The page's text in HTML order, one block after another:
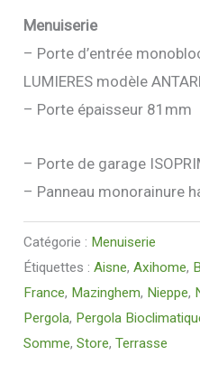
Menuiserie
– Porte d’entrée
LUMIERES modèle
– Porte épaisseur 81mm
– Porte de garage
– Panneau monorainure
Catégorie : Menuiserie
Étiquettes :Aisne,Axihome,
France, Mazinghem, Nieppe,
Pergola, Pergola
Somme,Store,Terrasse